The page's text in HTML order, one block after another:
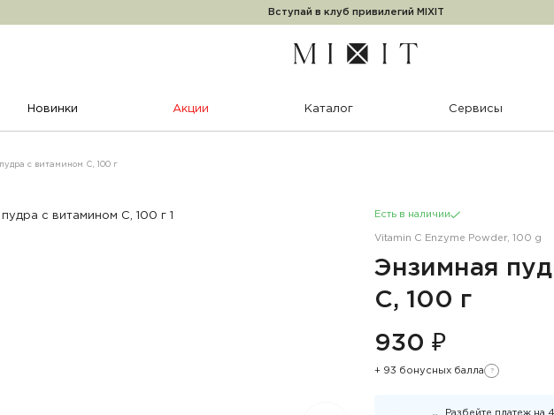
Вступай в клуб привилегий MIXIT
Новинки Акции Каталог Сервисы
с витамином С, 100 г
Vitamin C Enzyme Powder, 100 g
Есть в наличии
Энзимная
С, 100 г
930 ₽
+ 93 бонусных балла Узнать подробности
?